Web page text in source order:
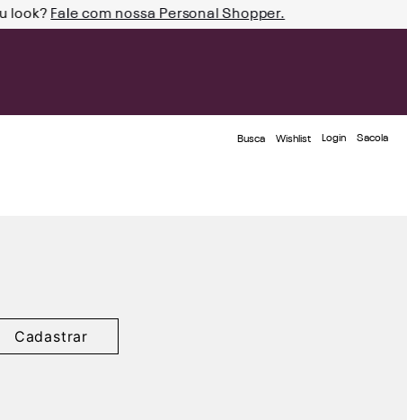
look? Fale com nossa Personal Shopper.
Busca Wishlist Login
Cadastrar